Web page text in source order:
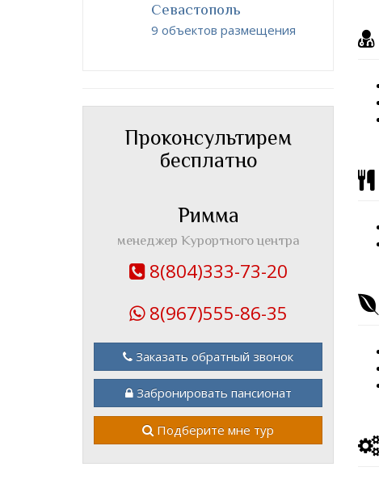
Севастополь
9 объектов размещения
Проконсультирем
бесплатно
Римма
менеджер Курортного центра
8(804)333-73-20
8(967)555-86-35
Заказать обратный звонок
Забронировать пансионат
Подберите мне тур